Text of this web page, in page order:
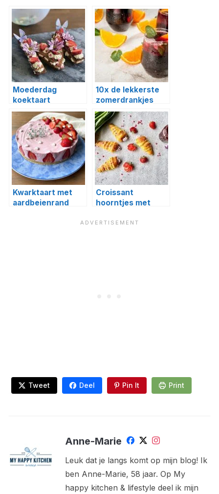
Moederdag
koektaart
10x de lekkerste
zomerdrankjes
Kwarktaart met
aardbeienrand
Croissant
hoorntjes met
Tweet Deel Pin It Print
Anne-Marie
Leuk dat je langs komt op mijn blog! Ik
ben Anne-Marie, 58 jaar. Op My
happy kitchen & lifestyle deel ik mijn